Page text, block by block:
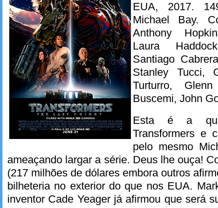
EUA, 2017.
Michael Bay.
Anthony
Laura
Santiago
Stanley Tucci,
Turturro,
Buscemi, John
Esta é a
Transformers e
pelo mesmo
ameaçando largar a série. Deus lhe ouça!
(217 milhões de dólares embora outros
bilheteria no exterior do que nos EUA.
inventor Cade Yeager já afirmou que será